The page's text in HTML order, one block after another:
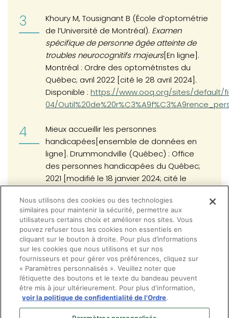
Khoury M, Tousignant B (École d’optométrie
de l’Université de Montréal). Examen
spécifique de personne âgée atteinte de
troubles neurocognitifs majeurs[En ligne].
Montréal : Ordre des optométristes du
Québec; avril 2022 [cité le 28 avril 2024].
Disponible : https://www.ooq.org/sites/default/
04/
Mieux accueillir les personnes
handicapées[ensemble de données en
ligne]. Drummondville (Québec) : Office
des personnes handicapées du Québec;
2021 [modifié le 18 janvier 2024; cité le
https://www.ophq.gouv.qc.ca/fr/publications/guides-de-
loffice/guides-pour-le-grand-public/autoformation-mieux-
accueillir-les-personnes-handicapees.html
Nous utilisons des cookies ou des technologies
similaires pour maintenir la sécurité, permettre aux
utilisateurs certains choix et améliorer nos sites. Vous
pouvez refuser tous les cookies non essentiels en
cliquant sur le bouton à droite. Pour plus d’informations
sur les cookies que nous utilisons et sur nos
fournisseurs et pour gérer vos préférences, cliquez sur
« Paramètres personnalisés ». Veuillez noter que
l’étiquette des boutons et le texte du bandeau peuvent
être mis à jour ultérieurement. Pour plus d'information,
voir la politique de confidentialité de l'Ordre.